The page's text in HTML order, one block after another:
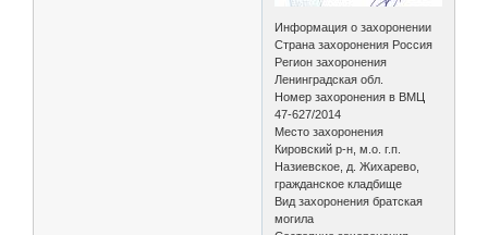
Информация о захоронении
Страна захоронения Россия
Регион захоронения
Ленинградская обл.
Номер захоронения в ВМЦ
47-627/2014
Место захоронения
Кировский р-н, м.о. г.п.
Назиевское, д. Жихарево,
гражданское кладбище
Вид захоронения братская
могила